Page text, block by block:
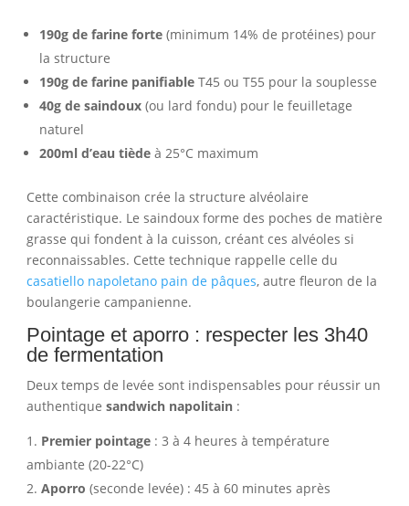
190g de farine forte(minimum 14% de protéines) pour
la structure
190g de farine panifiableT45 ou T55 pour la souplesse
40g de saindoux(ou lard fondu) pour le feuilletage
naturel
200ml d’eau tièdeà 25°C maximum
Cette combinaison crée la structure alvéolaire
caractéristique. Le saindoux forme des poches de matière
grasse qui fondent à la cuisson, créant ces alvéoles si
reconnaissables. Cette technique rappelle celle du
casatiello napoletano pain de pâques, autre fleuron de la
boulangerie campanienne.
Pointage et aporro : respecter les 3h40
de fermentation
Deux temps de levée sont indispensables pour réussir un
authentique sandwich napolitain:
Premier pointage: 3 à 4 heures à température
ambiante (20-22°C)
Aporro (seconde levée) : 45 à 60 minutes après